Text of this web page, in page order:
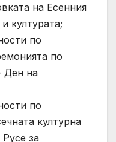
на Есенния
културата;
по
по
Ден на
по
културна
за